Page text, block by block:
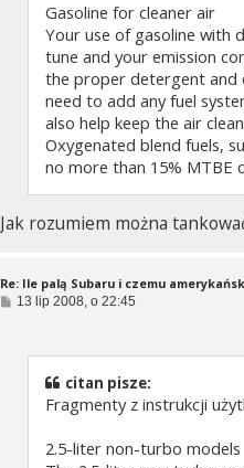
Gasoline for cleaner air
Your use of gasoline with
tune and your emission
the proper detergent and
need to add any fuel
also help keep the air
Oxygenated blend fuels,
no more than 15% MTBE
Jak rozumiem można
Re: Ile palą Subaru i czemu
P13 lip 2008, o 22:45
citan pisze:
Fragmenty z instrukcji
2.5-liter non-turbo models